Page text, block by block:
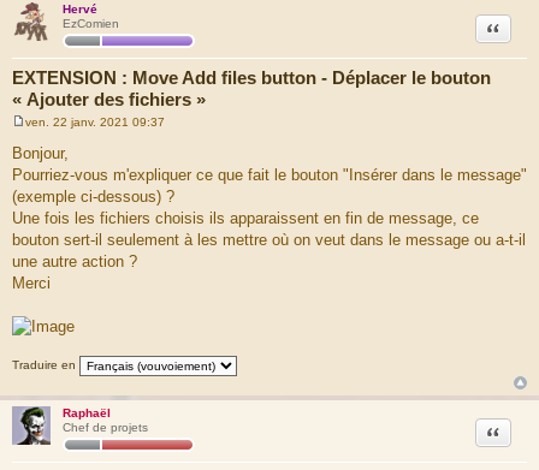
Hervé
EzComien
EXTENSION : Move Add files button - Déplacer le bouton
« Ajouter des fichiers »
Citation
s
s
g
e
ven. 22 janv. 2021 09:37
Bonjour,
Pourriez-vous m'expliquer ce que fait le bouton "Insérer dans le message"
(exemple ci-dessous) ?
Une fois les fichiers choisis ils apparaissent en fin de message, ce
bouton sert-il seulement à les mettre où on veut dans le message ou a-t-il
une autre action ?
Merci
Traduire en
Raphaël
Chef de projets
Citation